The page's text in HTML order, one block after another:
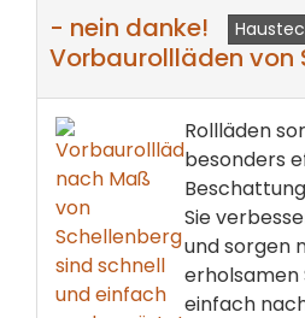
- nein danke!
Vorbaurollläden von
Rollläden
besonders
Sie
und sorgen
erholsamen
einfach